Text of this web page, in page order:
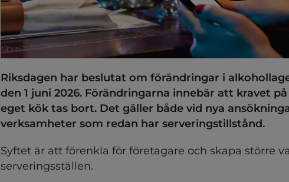
Riksdagen har beslutat om förändringar i
den 1 juni 2026. Förändringarna innebär att kravet
eget kök tas bort. Det gäller både vid nya
verksamheter som redan har serveringstillstånd.
Syftet är att förenkla för företagare och skapa större
serveringsställen.